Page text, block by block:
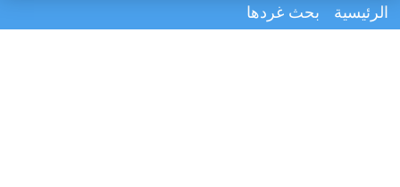
الرئيسية بحث غردها